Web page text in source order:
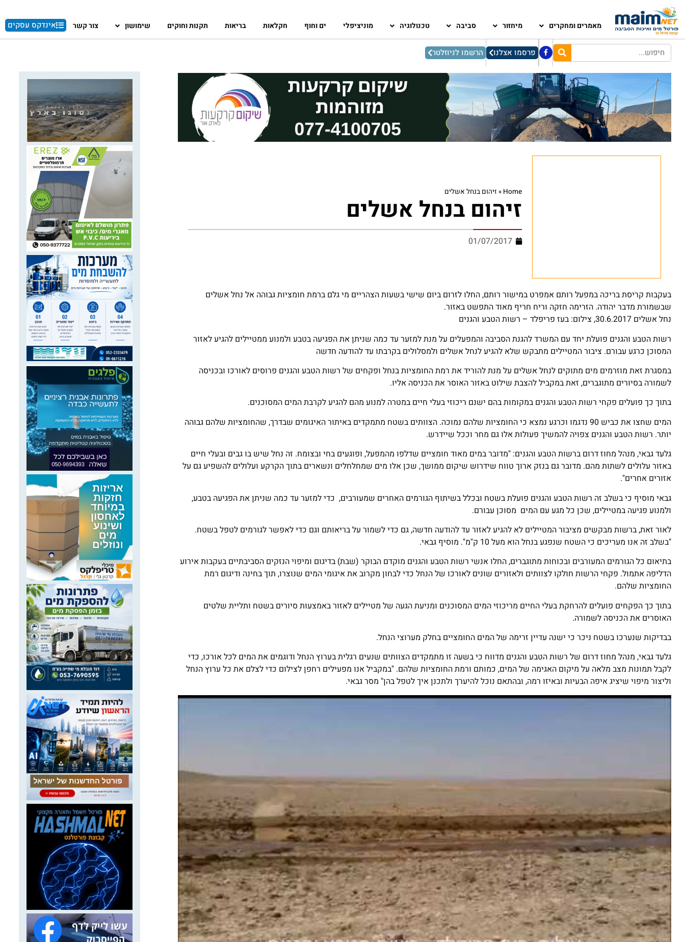
מאמרים ומחקרים מיחזור סביבה טכנולוגיה מוניציפלי ים וחוף חקלאות בריאות תקנות וחוקים שימושון צור קשר אינדקס עסקים
פרסמו אצלנו הרשמו לניוזלטר
Home
»זיהום בנחל אשלים
זיהום בנחל אשלים
01/07/2017
בעקבות קריסת בריכה במפעל רותם אמפרט במישור רותם, החלו לזרום ביום שישי בשעות הצהריים מי גלם ברמת חומציות גבוהה אל נחל אשלים
שבשמורת מדבר יהודה. הזרימה חזקה וריח חריף מאוד התפשט באזור.
נחל אשלים 30.6.2017, צילום: בעז פריפלד – רשות הטבע והגנים
רשות הטבע והגנים פועלת יחד עם המשרד להגנת הסביבה והמפעלים על מנת למזער עד כמה שניתן את הפגיעה בטבע ולמנוע ממטיילים להגיע לאזור
המסוכן כרגע עבורם. ציבור המטיילים מתבקש שלא להגיע לנחל אשלים ולמסלולים בקרבתו עד להודעה חדשה
במסגרת זאת מוזרמים מים מתוקים לנחל אשלים על מנת להוריד את רמת החומציות בנחל ופקחים של רשות הטבע והגנים פרוסים לאורכו ובכניסה
לשמורה בסיורים מתוגברים, זאת במקביל להצבת שילוט באזור האוסר את הכניסה אליו.
בתוך כך פועלים פקחי רשות הטבע והגנים במקומות בהם ישנם ריכוזי בעלי חיים במטרה למנוע מהם להגיע לקרבת המים המסוכנים.
המים שחצו את כביש 90 נדגמו וכרגע נמצא כי החומציות שלהם נמוכה. הצוותים בשטח מתמקדים באיתור האיגומים שבדרך, שהחומציות שלהם גבוהה
יותר. רשות הטבע והגנים צפויה להמשיך פעולות אלו גם מחר וככל שיידרש.
גלעד גבאי, מנהל מחוז דרום ברשות הטבע והגנים: "מדובר במים מאוד חומציים שדלפו מהמפעל, ופוגעים בחי ובצומח. זה נחל שיש בו גבים ובעלי חיים
באזור עלולים לשתות מהם. מדובר גם בנזק ארוך טווח שידרוש שיקום ממושך, שכן אלו מים שמחלחלים ונשארים בתוך הקרקע ועלולים להשפיע גם על
אזורים אחרים".
גבאי מוסיף כי בשלב זה רשות הטבע והגנים פועלת בשטח ובכלל בשיתוף הגורמים האחרים שמעורבים, כדי למזער עד כמה שניתן את הפגיעה בטבע,
ולמנוע פגיעה במטיילים, שכן כל מגע עם המים מסוכן עבורם.
לאור זאת, ברשות מבקשים מציבור המטיילים לא להגיע לאזור עד להודעה חדשה, גם כדי לשמור על בריאותם וגם כדי לאפשר לגורמים לטפל בשטח.
"בשלב זה אנו מעריכים כי השטח שנפגע בנחל הוא מעל 10 ק"מ". מוסיף גבאי.
בתיאום כל הגורמים המעורבים ובכוחות מתוגברים, החלו אנשי רשות הטבע והגנים מוקדם הבוקר (שבת) בדיגום ומיפוי הנזקים הסביבתיים בעקבות אירוע
הדליפה אתמול. פקחי הרשות חולקו לצוותים ולאזורים שונים לאורכו של הנחל כדי לבחון מקרוב את איגומי המים שנוצרו, תוך בחינה ודיגום רמת
החומציות שלהם.
בתוך כך הפקחים פועלים להרחקת בעלי החיים מריכוזי המים המסוכנים ומניעת הגעה של מטיילים לאזור באמצעות סיורים בשטח ותליית שלטים
האוסרים את הכניסה לשמורה.
בבדיקות שנערכו בשטח ניכר כי ישנה עדיין זרימה של המים החומציים בחלק מערוצי הנחל.
גלעד גבאי, מנהל מחוז דרום של רשות הטבע והגנים מדווח כי בשעה זו מתמקדים הצוותים שנעים רגלית בערוץ הנחל ודוגמים את המים לכל אורכו, כדי
לקבל תמונות מצב מלאה על מיקום האגימה של המים, כמותם ורמת החומציות שלהם. "במקביל אנו מפעילים רחפן לצילום כדי לצלם את כל ערוץ הנחל
וליצור מיפוי שיציג איפה הבעיות ובאיזו רמה, ובהתאם נוכל להיערך ולתכנן איך לטפל בהן" מסר גבאי.